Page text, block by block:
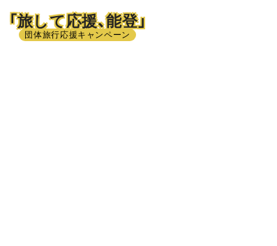
「旅して応援、能登」
団体旅行応援キャンペーン